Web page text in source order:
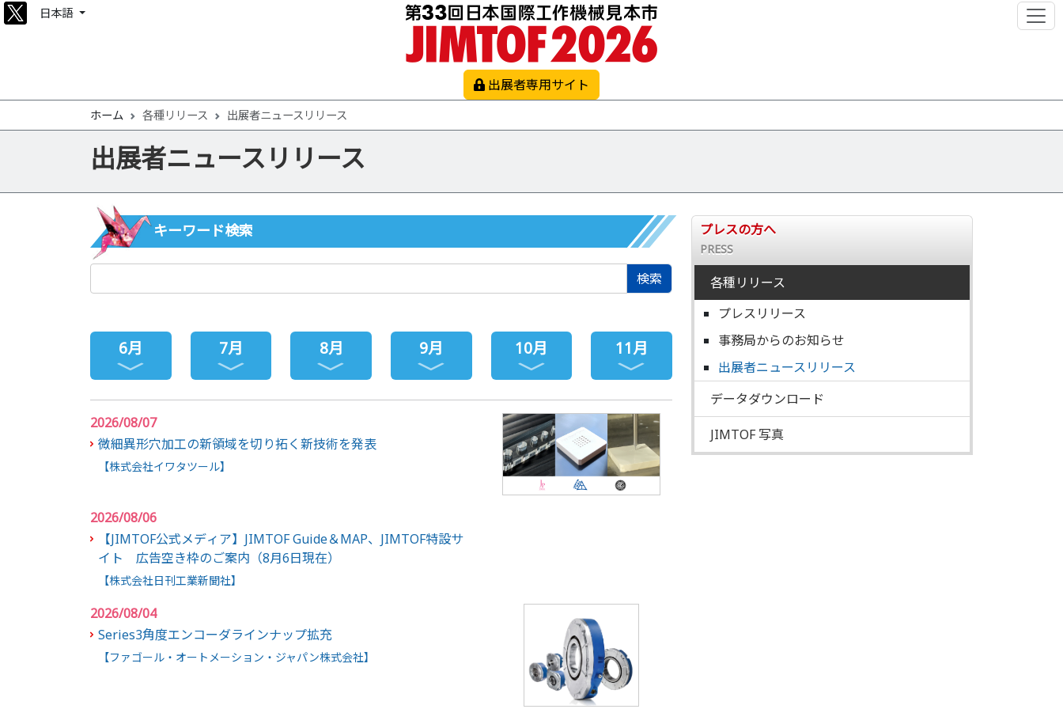
日本語
出展者専用サイト
ホーム 各種リリース 出展者ニュースリリース
出展者ニュースリリース
キーワード検索
検索
6月 7月 8月 9月 10月 11月
2026/08/07
微細異形穴加工の新領域を切り拓く新技術を発表
【株式会社イワタツール】
2026/08/06
【JIMTOF公式メディア】JIMTOF Guide＆MAP、JIMTOF特設サ
イト 広告空き枠のご案内（8月6日現在）
【株式会社日刊工業新聞社】
2026/08/04
Series3角度エンコーダラインナップ拡充
【ファゴール・オートメーション・ジャパン株式会社】
プレスの方へ
PRESS
各種リリース
プレスリリース
事務局からのお知らせ
出展者ニュースリリース
データダウンロード
JIMTOF 写真